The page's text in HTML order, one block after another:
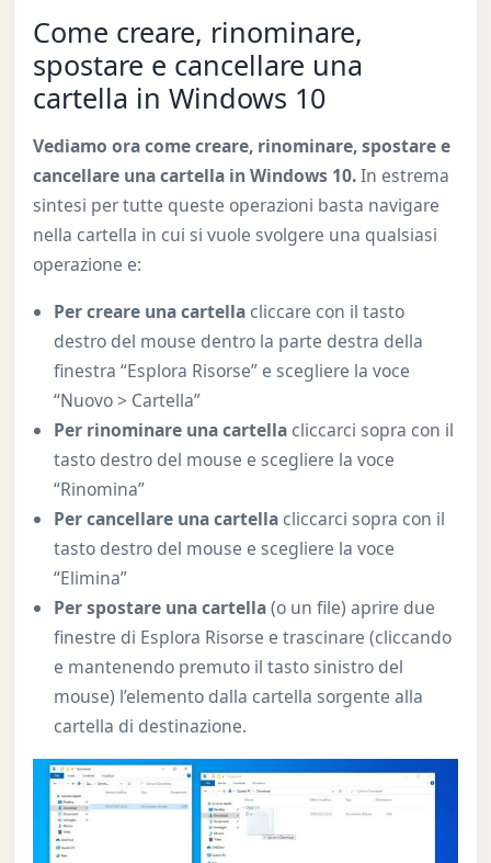
Come creare, rinominare,
spostare e cancellare una
cartella in Windows 10
Vediamo ora come creare, rinominare, spostare e
cancellare una cartella in Windows 10.In estrema
sintesi per tutte queste operazioni basta navigare
nella cartella in cui si vuole svolgere una qualsiasi
operazione e:
Per creare una cartellacliccare con il tasto
destro del mouse dentro la parte destra della
finestra “Esplora Risorse” e scegliere la voce
“Nuovo > Cartella”
Per rinominare una cartellacliccarci sopra con il
tasto destro del mouse e scegliere la voce
“Rinomina”
Per cancellare una cartellacliccarci sopra con il
tasto destro del mouse e scegliere la voce
“Elimina”
Per spostare una cartella(o un file) aprire due
finestre di Esplora Risorse e trascinare (cliccando
e mantenendo premuto il tasto sinistro del
mouse) l’elemento dalla cartella sorgente alla
cartella di destinazione.